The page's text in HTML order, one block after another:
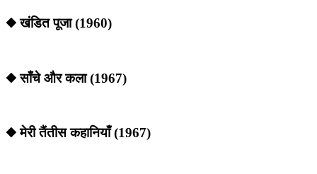
◆ खंडित पूजा (1960)
◆ साँचे और कला (1967)
◆ मेरी तैंतीस कहानियाँ (1967)